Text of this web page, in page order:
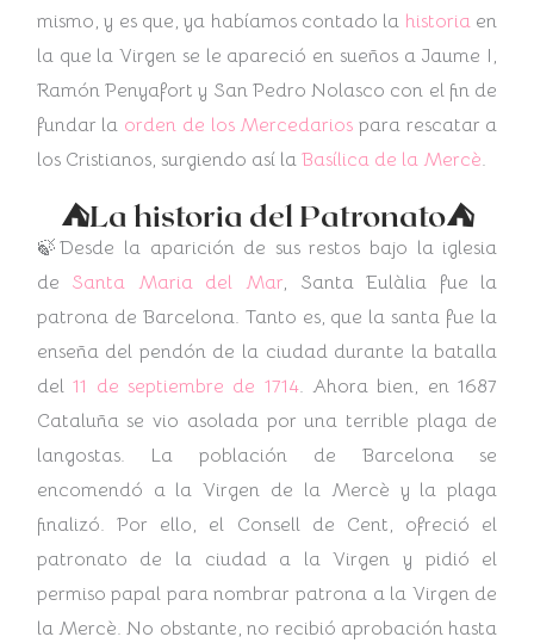
mismo, y es que, ya habíamos contado la historiaen
la que la Virgen se le apareció en sueños a Jaume I,
Ramón Penyafort y San Pedro Nolasco con el fin de
fundar la orden de los Mercedarios para rescatar a
los Cristianos, surgiendo así la Basílica de la Mercè.
⛺La historia del Patronato⛺
🍃Desde la aparición de sus restos bajo la iglesia
de Santa Maria del Mar, Santa Eulàlia fue la
patrona de Barcelona. Tanto es, que la santa fue la
enseña del pendón de la ciudad durante la batalla
del11 de septiembre de 1714.Ahora bien, en 1687
Cataluña se vio asolada por una terrible plaga de
langostas. La población de Barcelona se
encomendó a la Virgen de la Mercè y la plaga
finalizó. Por ello, el Consell de Cent, ofreció el
patronato de la ciudad a la Virgen y pidió el
permiso papal para nombrar patrona a la Virgen de
la Mercè. No obstante, no recibió aprobación hasta